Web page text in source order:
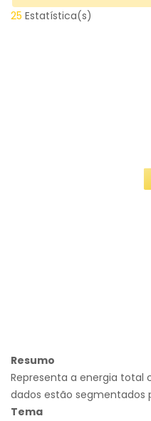
25 Estatística(s)
Resumo
Representa a energia total
dados estão segmentados
Tema